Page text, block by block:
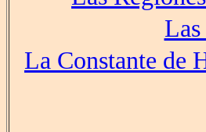
La Constante de